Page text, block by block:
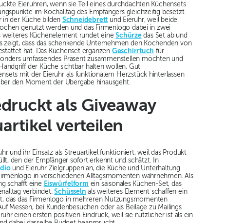
Eieruhren, wenn sie Teil eines durchdachten Küchensets
im Kochalltag des Empfängers gleichzeitig besetzt.
in der Küche bilden Schneidebrett und Eieruhr, weil beide
genutzt werden und das Firmenlogo dabei in zwei
weiteres Küchenelement rundet eineSchürzedas Set ab und
zeigt, dass das schenkende Unternehmen den Kochenden von
hat. Das Küchenset ergänzen Geschirrtuch für
umfassendes Präsent zusammenstellen möchten und
der Küche sichtbar halten wollen. Gut
mit der Eieruhr als funktionalem Herzstück hinterlassen
den Moment der Übergabe hinausgeht.
als Giveaway
verteilen
und ihr Einsatz als Streuartikel funktioniert, weil das Produkt
den der Empfänger sofort erkennt und schätzt. In
und Eieruhr Zielgruppen an, die Küche und Unterhaltung
in verschiedenen Alltagsmomenten wahrnehmen. Als
schafft eine Eiswürfelform ein saisonales Küchen-Set, das
verbindet.Schüsseln als weiteres Element schaffen ein
das das Firmenlogo in mehreren Nutzungsmomenten
Messen, bei Kundenbesuchen oder als Beilage zu Mailings
einen ersten positiven Eindruck, weil sie nützlicher ist als ein